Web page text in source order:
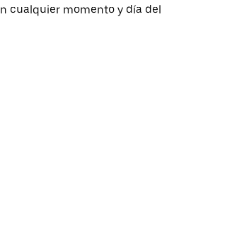
cualquier momento y día del